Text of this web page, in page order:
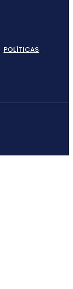
POLÍTICAS